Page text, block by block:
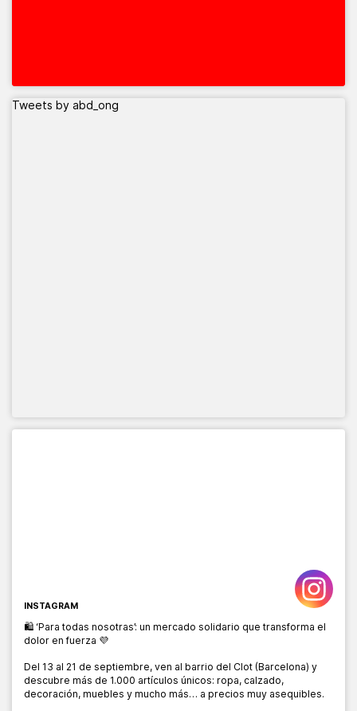
Tweets by abd_ong
INSTAGRAM
🛍️ ‘Para todas nosotras’: un mercado solidario que transforma el
dolor en fuerza 💜
Del 13 al 21 de septiembre, ven al barrio del Clot (Barcelona) y
descubre más de 1.000 artículos únicos: ropa, calzado,
decoración, muebles y mucho más… a precios muy asequibles.